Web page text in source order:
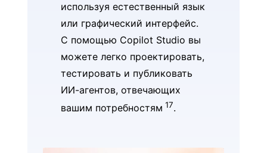
используя естественный язык
или графический интерфейс.
С помощью Copilot Studio вы
можете легко проектировать,
тестировать и публиковать
ИИ-агентов, отвечающих
вашим потребностям 17.